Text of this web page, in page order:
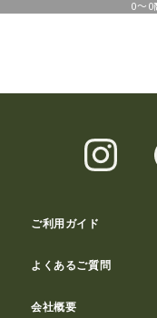
0～0
ご利用ガイド
よくあるご質問
会社概要